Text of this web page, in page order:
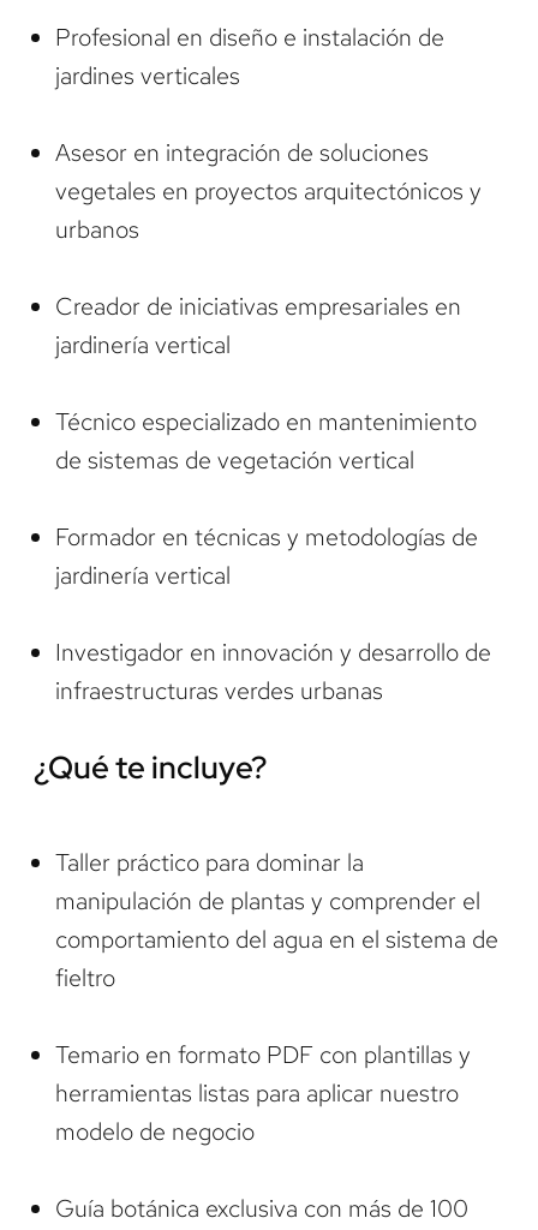
Profesional en diseño e instalación de
jardines verticales
Asesor en integración de soluciones
vegetales en proyectos arquitectónicos y
urbanos
Creador de iniciativas empresariales en
jardinería vertical
Técnico especializado en mantenimiento
de sistemas de vegetación vertical
Formador en técnicas y metodologías de
jardinería vertical
Investigador en innovación y desarrollo de
infraestructuras verdes urbanas
¿Qué te incluye?
Taller práctico para dominar la
manipulación de plantas y comprender el
comportamiento del agua en el sistema de
fieltro
Temario en formato PDF con plantillas y
herramientas listas para aplicar nuestro
modelo de negocio
Guía botánica exclusiva con más de 100